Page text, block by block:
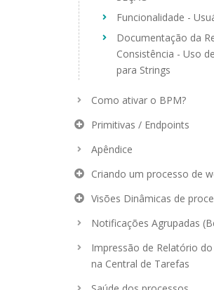
Funcionalidade -
Documentação da
Consistência - Uso
para Strings
Como ativar o BPM?
Primitivas / Endpoints
Apêndice
Criando um processo de
Visões Dinâmicas de
Notificações Agrupadas
Impressão de Relatório
na Central de Tarefas